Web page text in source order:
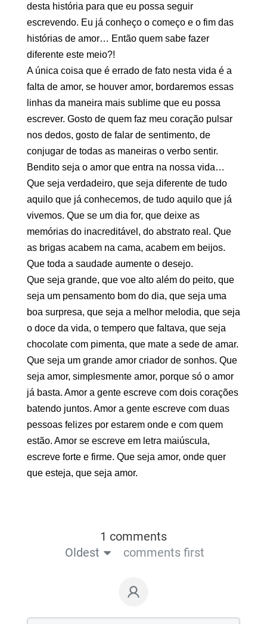
desta história para que eu possa seguir
escrevendo. Eu já conheço o começo e o fim das
histórias de amor… Então quem sabe fazer
diferente este meio?!
A única coisa que é errado de fato nesta vida é a
falta de amor, se houver amor, bordaremos essas
linhas da maneira mais sublime que eu possa
escrever. Gosto de quem faz meu coração pulsar
nos dedos, gosto de falar de sentimento, de
conjugar de todas as maneiras o verbo sentir.
Bendito seja o amor que entra na nossa vida…
Que seja verdadeiro, que seja diferente de tudo
aquilo que já conhecemos, de tudo aquilo que já
vivemos. Que se um dia for, que deixe as
memórias do inacreditável, do abstrato real. Que
as brigas acabem na cama, acabem em beijos.
Que toda a saudade aumente o desejo.
Que seja grande, que voe alto além do peito, que
seja um pensamento bom do dia, que seja uma
boa surpresa, que seja a melhor melodia, que seja
o doce da vida, o tempero que faltava, que seja
chocolate com pimenta, que mate a sede de amar.
Que seja um grande amor criador de sonhos. Que
seja amor, simplesmente amor, porque só o amor
já basta. Amor a gente escreve com dois corações
batendo juntos. Amor a gente escreve com duas
pessoas felizes por estarem onde e com quem
estão. Amor se escreve em letra maiúscula,
escreve forte e firme. Que seja amor, onde quer
que esteja, que seja amor.
1 comments
Oldest
comments first